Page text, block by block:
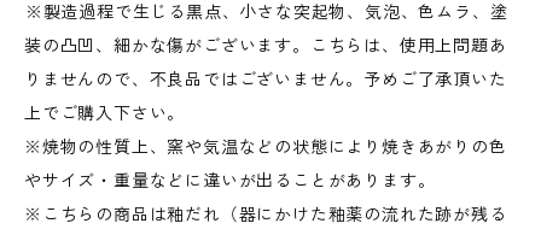
︎※製造過程で生じる黒点、小さな突起物、気泡、色ムラ、塗
装の凸凹、細かな傷がございます。こちらは、使用上問題あ
りませんので、不良品ではございません。予めご了承頂いた
上でご購入下さい。
※焼物の性質上、窯や気温などの状態により焼きあがりの色
やサイズ・重量などに違いが出ることがあります。
※こちらの商品は釉だれ（器にかけた釉薬の流れた跡が残る